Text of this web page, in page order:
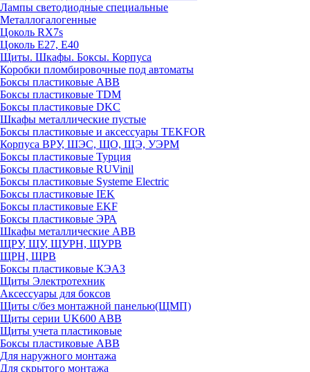
Лампы светодиодные специальные
Металлогалогенные
Цоколь RX7s
Цоколь Е27, E40
Щиты. Шкафы. Боксы. Корпуса
Коробки пломбировочные под автоматы
Боксы пластиковые ABB
Боксы пластиковые TDM
Боксы пластиковые DKC
Шкафы металлические пустые
Боксы пластиковые и аксессуары TEKFOR
Корпуса ВРУ, ШЭС, ЩО, ЩЭ, УЭРМ
Боксы пластиковые Турция
Боксы пластиковые RUVinil
Боксы пластиковые Systeme Electric
Боксы пластиковые IEK
Боксы пластиковые EKF
Боксы пластиковые ЭРА
Шкафы металлические ABB
ЩРУ, ЩУ, ЩУРН, ЩУРВ
ЩРН, ЩРВ
Боксы пластиковые КЭАЗ
Щиты Электротехник
Аксессуары для боксов
Щиты с/без монтажной панелью(ЩМП)
Щиты серии UK600 ABB
Щиты учета пластиковые
Боксы пластиковые ABB
Для наружного монтажа
Для скрытого монтажа